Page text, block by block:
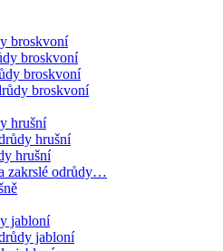
broskvoní
broskvoní
broskvoní
broskvoní
hrušní
hrušní
hrušní
zakrslé odrůdy…
jabloní
jabloní